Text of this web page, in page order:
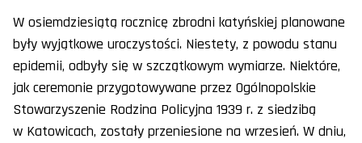
W osiemdziesiątą rocznicę zbrodni katyńskiej planowane
były wyjątkowe uroczystości. Niestety, z powodu stanu
epidemii, odbyły się w szczątkowym wymiarze. Niektóre,
jak ceremonie przygotowywane przez Ogólnopolskie
Stowarzyszenie Rodzina Policyjna 1939 r. z siedzibą
w Katowicach, zostały przeniesione na wrzesień. W dniu,